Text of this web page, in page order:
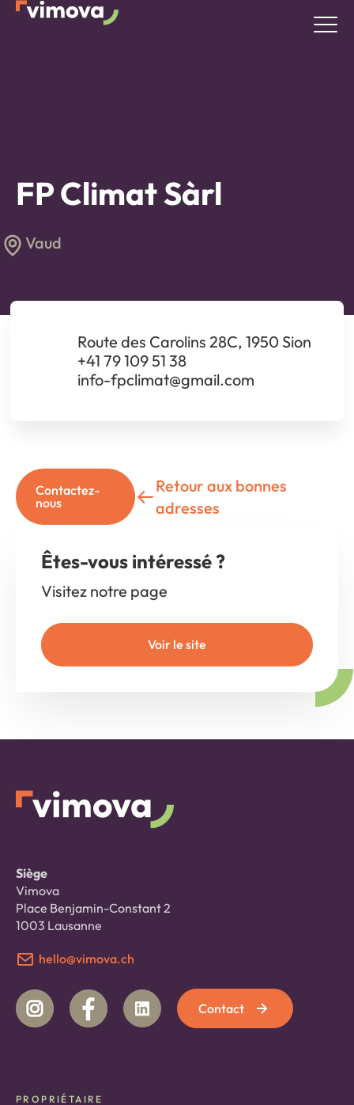
FP Climat Sàrl
Vaud
Route des Carolins 28C, 1950 Sion
+41 79 109 51 38
info-fpclimat@gmail.com
Contactez-
nous
Retour aux bonnes
adresses
Êtes-vous intéressé ?
Visitez notre page
Voir le site
Siège
Vimova
Place Benjamin-Constant 2
1003 Lausanne
hello@vimova.ch
Contact
PROPRIÉTAIRE